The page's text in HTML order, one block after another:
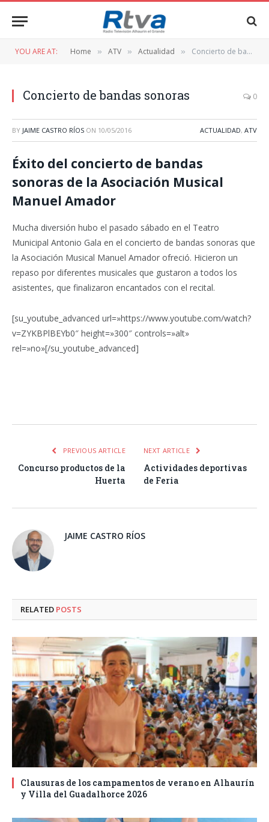
YOU ARE AT: Home » ATV » Actualidad » Concierto de bandas sonoras
Concierto de bandas sonoras 0
BY JAIME CASTRO RÍOS ON 10/05/2016 ACTUALIDAD, ATV
Éxito del concierto de bandas
sonoras de la Asociación Musical
Manuel Amador
Mucha diversión hubo el pasado sábado en el Teatro
Municipal Antonio Gala en el concierto de bandas sonoras que
la Asociación Musical Manuel Amador ofreció. Hicieron un
repaso por diferentes musicales que gustaron a todos los
asistentes, que finalizaron encantados con el recital.
[su_youtube_advanced url=»https://www.youtube.com/watch?
v=ZYKBPlBEYb0″ height=»300″ controls=»alt»
rel=»no»[/su_youtube_advanced]
PREVIOUS ARTICLE
Concurso productos de la
Huerta
NEXT ARTICLE
Actividades deportivas
de Feria
JAIME CASTRO RÍOS
RELATED POSTS
Clausuras de los campamentos de verano en Alhaurín
y Villa del Guadalhorce 2026